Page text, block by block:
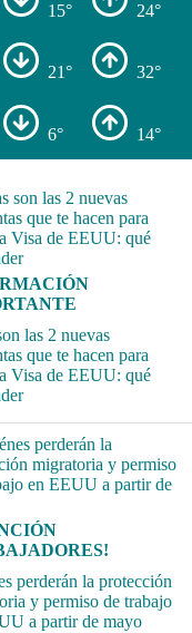
15° 24°
21° 32°
6° 14°
las 2 nuevas
que te hacen para
Visa de EEUU: qué
perderán la protección
y permiso de trabajo
a partir de mayo